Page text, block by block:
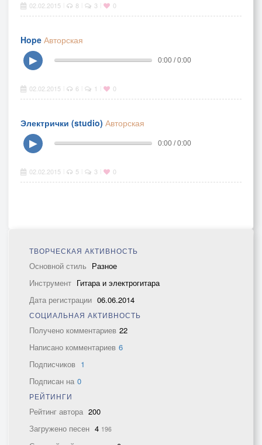
02.02.2015 8 3 0
Hope Авторская
▶
0:00 / 0:00
02.02.2015 6 1 0
Электрички (studio) Авторская
▶
0:00 / 0:00
02.02.2015 5 3 0
ТВОРЧЕСКАЯ АКТИВНОСТЬ
Основной стиль Разное
Инструмент Гитара и электрогитара
Дата регистрации 06.06.2014
СОЦИАЛЬНАЯ АКТИВНОСТЬ
Получено комментариев 22
Написано комментариев 6
Подписчиков 1
Подписан на 0
РЕЙТИНГИ
Рейтинг автора 200
Загружено песен 4 196